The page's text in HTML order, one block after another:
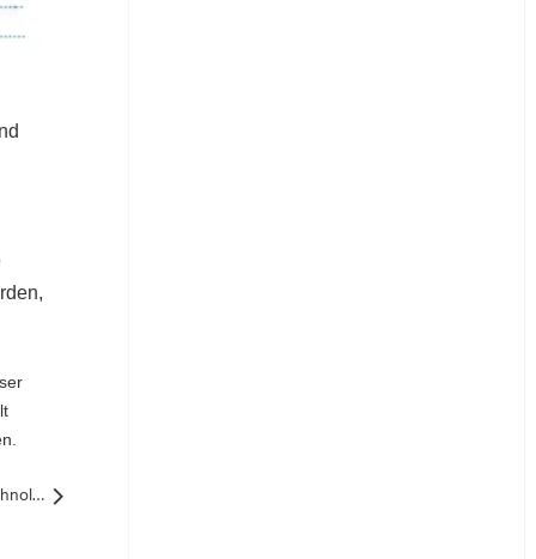
Nächste: Konversionseffizienz 27,63%! Die neue Perovskitentechnologie kämpft immer noch darum, kristalline Silicon Solar Panel Market aufzutragen